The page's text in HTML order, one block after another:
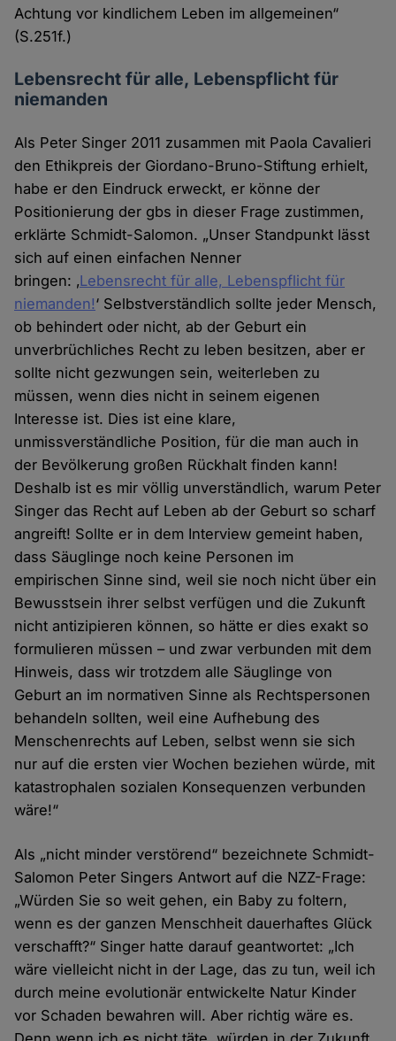
Achtung vor kindlichem Leben im allgemeinen“
(S.251f.)
Lebensrecht für alle, Lebenspflicht für
niemanden
Als Peter Singer 2011 zusammen mit Paola Cavalieri
den Ethikpreis der Giordano-Bruno-Stiftung erhielt,
habe er den Eindruck erweckt, er könne der
Positionierung der gbs in dieser Frage zustimmen,
erklärte Schmidt-Salomon. „Unser Standpunkt lässt
sich auf einen einfachen Nenner
bringen: ‚Lebensrecht für alle, Lebenspflicht für
niemanden!‘ Selbstverständlich sollte jeder Mensch,
ob behindert oder nicht, ab der Geburt ein
unverbrüchliches Recht zu leben besitzen, aber er
sollte nicht gezwungen sein, weiterleben zu
müssen, wenn dies nicht in seinem eigenen
Interesse ist. Dies ist eine klare,
unmissverständliche Position, für die man auch in
der Bevölkerung großen Rückhalt finden kann!
Deshalb ist es mir völlig unverständlich, warum Peter
Singer das Recht auf Leben ab der Geburt so scharf
angreift! Sollte er in dem Interview gemeint haben,
dass Säuglinge noch keine Personen im
empirischen Sinne sind, weil sie noch nicht über ein
Bewusstsein ihrer selbst verfügen und die Zukunft
nicht antizipieren können, so hätte er dies exakt so
formulieren müssen – und zwar verbunden mit dem
Hinweis, dass wir trotzdem alle Säuglinge von
Geburt an im normativen Sinne als Rechtspersonen
behandeln sollten, weil eine Aufhebung des
Menschenrechts auf Leben, selbst wenn sie sich
nur auf die ersten vier Wochen beziehen würde, mit
katastrophalen sozialen Konsequenzen verbunden
wäre!“
Als „nicht minder verstörend“ bezeichnete Schmidt-
Salomon Peter Singers Antwort auf die NZZ-Frage:
„Würden Sie so weit gehen, ein Baby zu foltern,
wenn es der ganzen Menschheit dauerhaftes Glück
verschafft?“ Singer hatte darauf geantwortet: „Ich
wäre vielleicht nicht in der Lage, das zu tun, weil ich
durch meine evolutionär entwickelte Natur Kinder
vor Schaden bewahren will. Aber richtig wäre es.